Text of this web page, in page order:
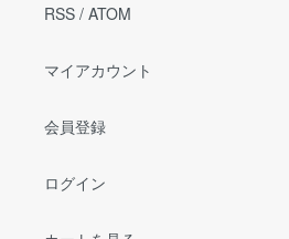
RSS / ATOM
マイアカウント
会員登録
ログイン